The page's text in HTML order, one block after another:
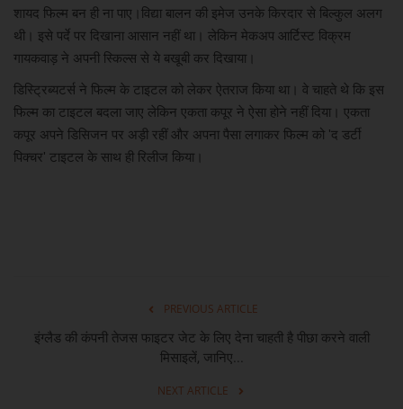
शायद फिल्म बन ही ना पाए।विद्या बालन की इमेज उनके किरदार से बिल्कुल अलग
थी। इसे पर्दे पर दिखाना आसान नहीं था। लेकिन मेकअप आर्टिस्ट विक्रम
गायकवाड़ ने अपनी स्किल्स से ये बखूबी कर दिखाया।
डिस्ट्रिब्यटर्स ने फिल्म के टाइटल को लेकर ऐतराज किया था। वे चाहते थे कि इस
फिल्म का टाइटल बदला जाए लेकिन एकता कपूर ने ऐसा होने नहीं दिया। एकता
कपूर अपने डिसिजन पर अड़ी रहीं और अपना पैसा लगाकर फिल्म को 'द डर्टी
पिक्चर' टाइटल के साथ ही रिलीज किया।
PREVIOUS ARTICLE
इंग्लैड की कंपनी तेजस फाइटर जेट के लिए देना चाहती है पीछा करने वाली
मिसाइलें, जानिए...
NEXT ARTICLE